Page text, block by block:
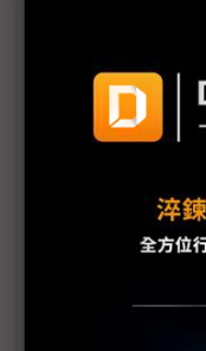
韓美半導體漲價換
傳SK海力士低調